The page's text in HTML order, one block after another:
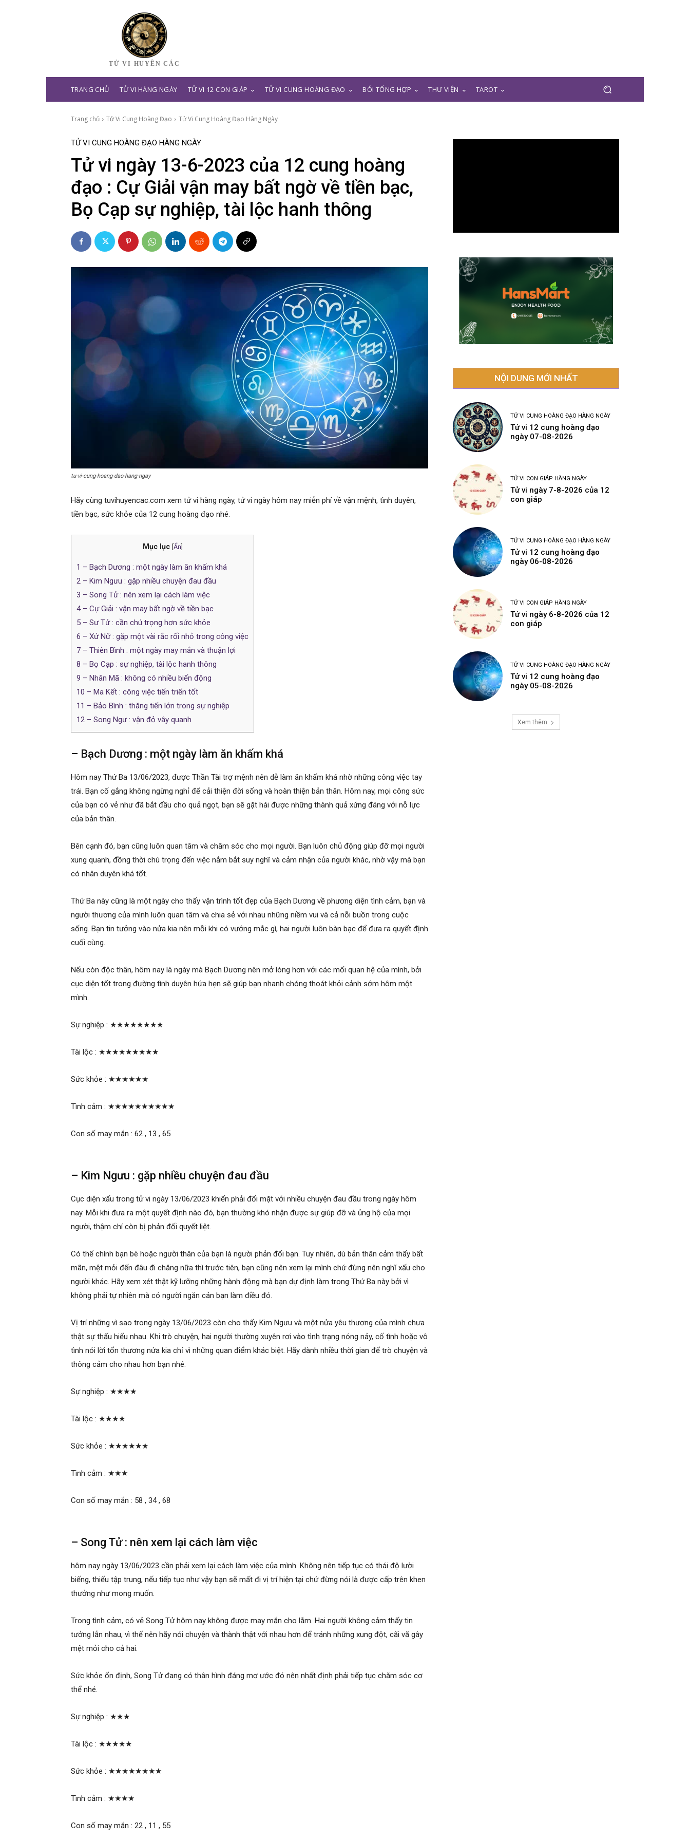
TỬ VI HUYỀN CÁC
TRANG CHỦ TỬ VI HÀNG NGÀY TỬ VI 12 CON GIÁP TỬ VI CUNG HOÀNG ĐẠO BÓI TỔNG HỢP THƯ VIỆN TAROT
Trang chủ Tử Vi Cung Hoàng Đạo Tử Vi Cung Hoàng Đạo Hàng Ngày
TỬ VI CUNG HOÀNG ĐẠO HÀNG NGÀY
Tử vi ngày 13-6-2023 của 12 cung hoàng
đạo : Cự Giải vận may bất ngờ về tiền bạc,
Bọ Cạp sự nghiệp, tài lộc hanh thông
tu-vi-cung-hoang-dao-hang-ngay
Hãy cùng tuvihuyencac.com xem tử vi hàng ngày, tử vi ngày hôm nay miễn phí về vận mệnh, tình duyên,
tiền bạc, sức khỏe của 12 cung hoàng đạo nhé.
Mục lục Ẩn
1 – Bạch Dương : một ngày làm ăn khấm khá
2 – Kim Ngưu : gặp nhiều chuyện đau đầu
3 – Song Tử : nên xem lại cách làm việc
4– Cự Giải : vận may bất ngờ về tiền bạc
5 – Sư Tử : cần chú trọng hơn sức khỏe
6 – Xử Nữ : gặp một vài rắc rối nhỏ trong công việc
7 – Thiên Bình : một ngày may mắn và thuận lợi
8 – Bọ Cạp : sự nghiệp, tài lộc hanh thông
9 – Nhân Mã : không có nhiều biến động
10 – Ma Kết : công việc tiến triển tốt
11 – Bảo Bình : thăng tiến lớn trong sự nghiệp
12 – Song Ngư : vận đỏ vây quanh
– Bạch Dương : một ngày làm ăn khấm khá
Hôm nay Thứ Ba 13/06/2023, được Thần Tài trợ mệnh nên dễ làm ăn khấm khá nhờ những công việc tay
trái. Bạn cố gắng không ngừng nghỉ để cải thiện đời sống và hoàn thiện bản thân. Hôm nay, mọi công sức
của bạn có vẻ như đã bắt đầu cho quả ngọt, bạn sẽ gặt hái được những thành quả xứng đáng với nỗ lực
của bản thân.
Bên cạnh đó, bạn cũng luôn quan tâm và chăm sóc cho mọi người. Bạn luôn chủ động giúp đỡ mọi người
xung quanh, đồng thời chú trọng đến việc nắm bắt suy nghĩ và cảm nhận của người khác, nhờ vậy mà bạn
có nhân duyên khá tốt.
Thứ Ba này cũng là một ngày cho thấy vận trình tốt đẹp của Bạch Dương về phương diện tình cảm, bạn và
người thương của mình luôn quan tâm và chia sẻ với nhau những niềm vui và cả nỗi buồn trong cuộc
sống. Bạn tin tưởng vào nửa kia nên mỗi khi có vướng mắc gì, hai người luôn bàn bạc để đưa ra quyết định
cuối cùng.
Nếu còn độc thân, hôm nay là ngày mà Bạch Dương nên mở lòng hơn với các mối quan hệ của mình, bởi
cục diện tốt trong đường tình duyên hứa hẹn sẽ giúp bạn nhanh chóng thoát khỏi cảnh sớm hôm một
mình.
Sự nghiệp : ★★★★★★★★
Tài lộc : ★★★★★★★★★
Sức khỏe : ★★★★★★
Tình cảm : ★★★★★★★★★★
Con số may mắn : 62 , 13 , 65
– Kim Ngưu : gặp nhiều chuyện đau đầu
Cục diện xấu trong tử vi ngày 13/06/2023 khiến phải đối mặt với nhiều chuyện đau đầu trong ngày hôm
nay. Mỗi khi đưa ra một quyết định nào đó, bạn thường khó nhận được sự giúp đỡ và ủng hộ của mọi
người, thậm chí còn bị phản đối quyết liệt.
Có thể chính bạn bè hoặc người thân của bạn là người phản đối bạn. Tuy nhiên, dù bản thân cảm thấy bất
mãn, mệt mỏi đến đâu đi chăng nữa thì trước tiên, bạn cũng nên xem lại mình chứ đừng nên nghĩ xấu cho
người khác. Hãy xem xét thật kỹ lưỡng những hành động mà bạn dự định làm trong Thứ Ba này bởi vì
không phải tự nhiên mà có người ngăn cản bạn làm điều đó.
Vị trí những vì sao trong ngày 13/06/2023 còn cho thấy Kim Ngưu và một nửa yêu thương của mình chưa
thật sự thấu hiểu nhau. Khi trò chuyện, hai người thường xuyên rơi vào tình trạng nóng nảy, cố tình hoặc vô
tình nói lời tổn thương nửa kia chỉ vì những quan điểm khác biệt. Hãy dành nhiều thời gian để trò chuyện và
thông cảm cho nhau hơn bạn nhé.
Sự nghiệp : ★★★★
Tài lộc : ★★★★
Sức khỏe : ★★★★★★
Tình cảm : ★★★
Con số may mắn : 58 , 34 , 68
– Song Tử : nên xem lại cách làm việc
hôm nay ngày 13/06/2023 cần phải xem lại cách làm việc của mình. Không nên tiếp tục có thái độ lười
biếng, thiếu tập trung, nếu tiếp tục như vậy bạn sẽ mất đi vị trí hiện tại chứ đừng nói là được cấp trên khen
thưởng như mong muốn.
Trong tình cảm, có vẻ Song Tử hôm nay không được may mắn cho lắm. Hai người không cảm thấy tin
tưởng lẫn nhau, vì thế nên hãy nói chuyện và thành thật với nhau hơn để tránh những xung đột, cãi vã gây
mệt mỏi cho cả hai.
Sức khỏe ổn định, Song Tử đang có thân hình đáng mơ ước đó nên nhất định phải tiếp tục chăm sóc cơ
thể nhé.
Sự nghiệp : ★★★
Tài lộc : ★★★★★
Sức khỏe : ★★★★★★★★
Tình cảm : ★★★★
Con số may mắn : 22 , 11 , 55
NỘI DUNG MỚI NHẤT
TỬ VI CUNG HOÀNG ĐẠO HÀNG NGÀY
Tử vi 12 cung hoàng đạo
ngày 07-08-2026
TỬ VI CON GIÁP HÀNG NGÀY
Tử vi ngày 7-8-2026 của 12
con giáp
TỬ VI CUNG HOÀNG ĐẠO HÀNG NGÀY
Tử vi 12 cung hoàng đạo
ngày 06-08-2026
TỬ VI CON GIÁP HÀNG NGÀY
Tử vi ngày 6-8-2026 của 12
con giáp
TỬ VI CUNG HOÀNG ĐẠO HÀNG NGÀY
Tử vi 12 cung hoàng đạo
ngày 05-08-2026
Xem thêm